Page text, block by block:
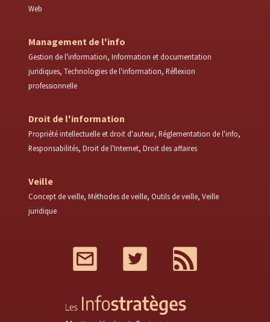
Web
Management de l'info
Gestion de l'information Information et documentation
juridiques Technologies de l'information Réflexion
professionnelle
Droit de l'information
Propriété intellectuelle et droit d'auteur Réglementation de l'info
Responsabilités Droit de l'Internet Droit des affaires
Veille
Concept de veille Méthodes de veille Outils de veille Veille
juridique
Twitter